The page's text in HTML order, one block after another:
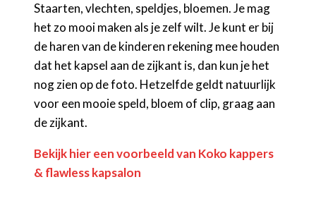
Staarten, vlechten, speldjes, bloemen. Je mag
het zo mooi maken als je zelf wilt. Je kunt er bij
de haren van de kinderen rekening mee houden
dat het kapsel aan de zijkant is, dan kun je het
nog zien op de foto. Hetzelfde geldt natuurlijk
voor een mooie speld, bloem of clip, graag aan
de zijkant.
Bekijk hier een voorbeeld van Koko kappers
& flawless kapsalon